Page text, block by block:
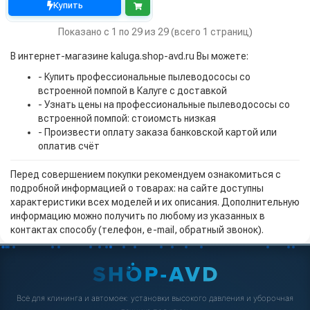
Купить
Показано с 1 по 29 из 29 (всего 1 страниц)
В интернет-магазине kaluga.shop-avd.ru Вы можете:
- Купить профессиональные пылеводососы со
встроенной помпой в Калуге с доставкой
- Узнать цены на профессиональные пылеводососы со
встроенной помпой: стоиомсть низкая
- Произвести оплату заказа банковской картой или
оплатив счёт
Перед совершением покупки рекомендуем ознакомиться с
подробной информацией о товарах: на сайте доступны
характеристики всех моделей и их описания. Дополнительную
информацию можно получить по любому из указанных в
контактах способу (телефон, e-mail, обратный звонок).
Всё для клининга и автомоек: установки высокого давления и уборочная